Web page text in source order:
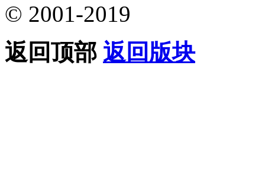
© 2001-2019
返回顶部 返回版块